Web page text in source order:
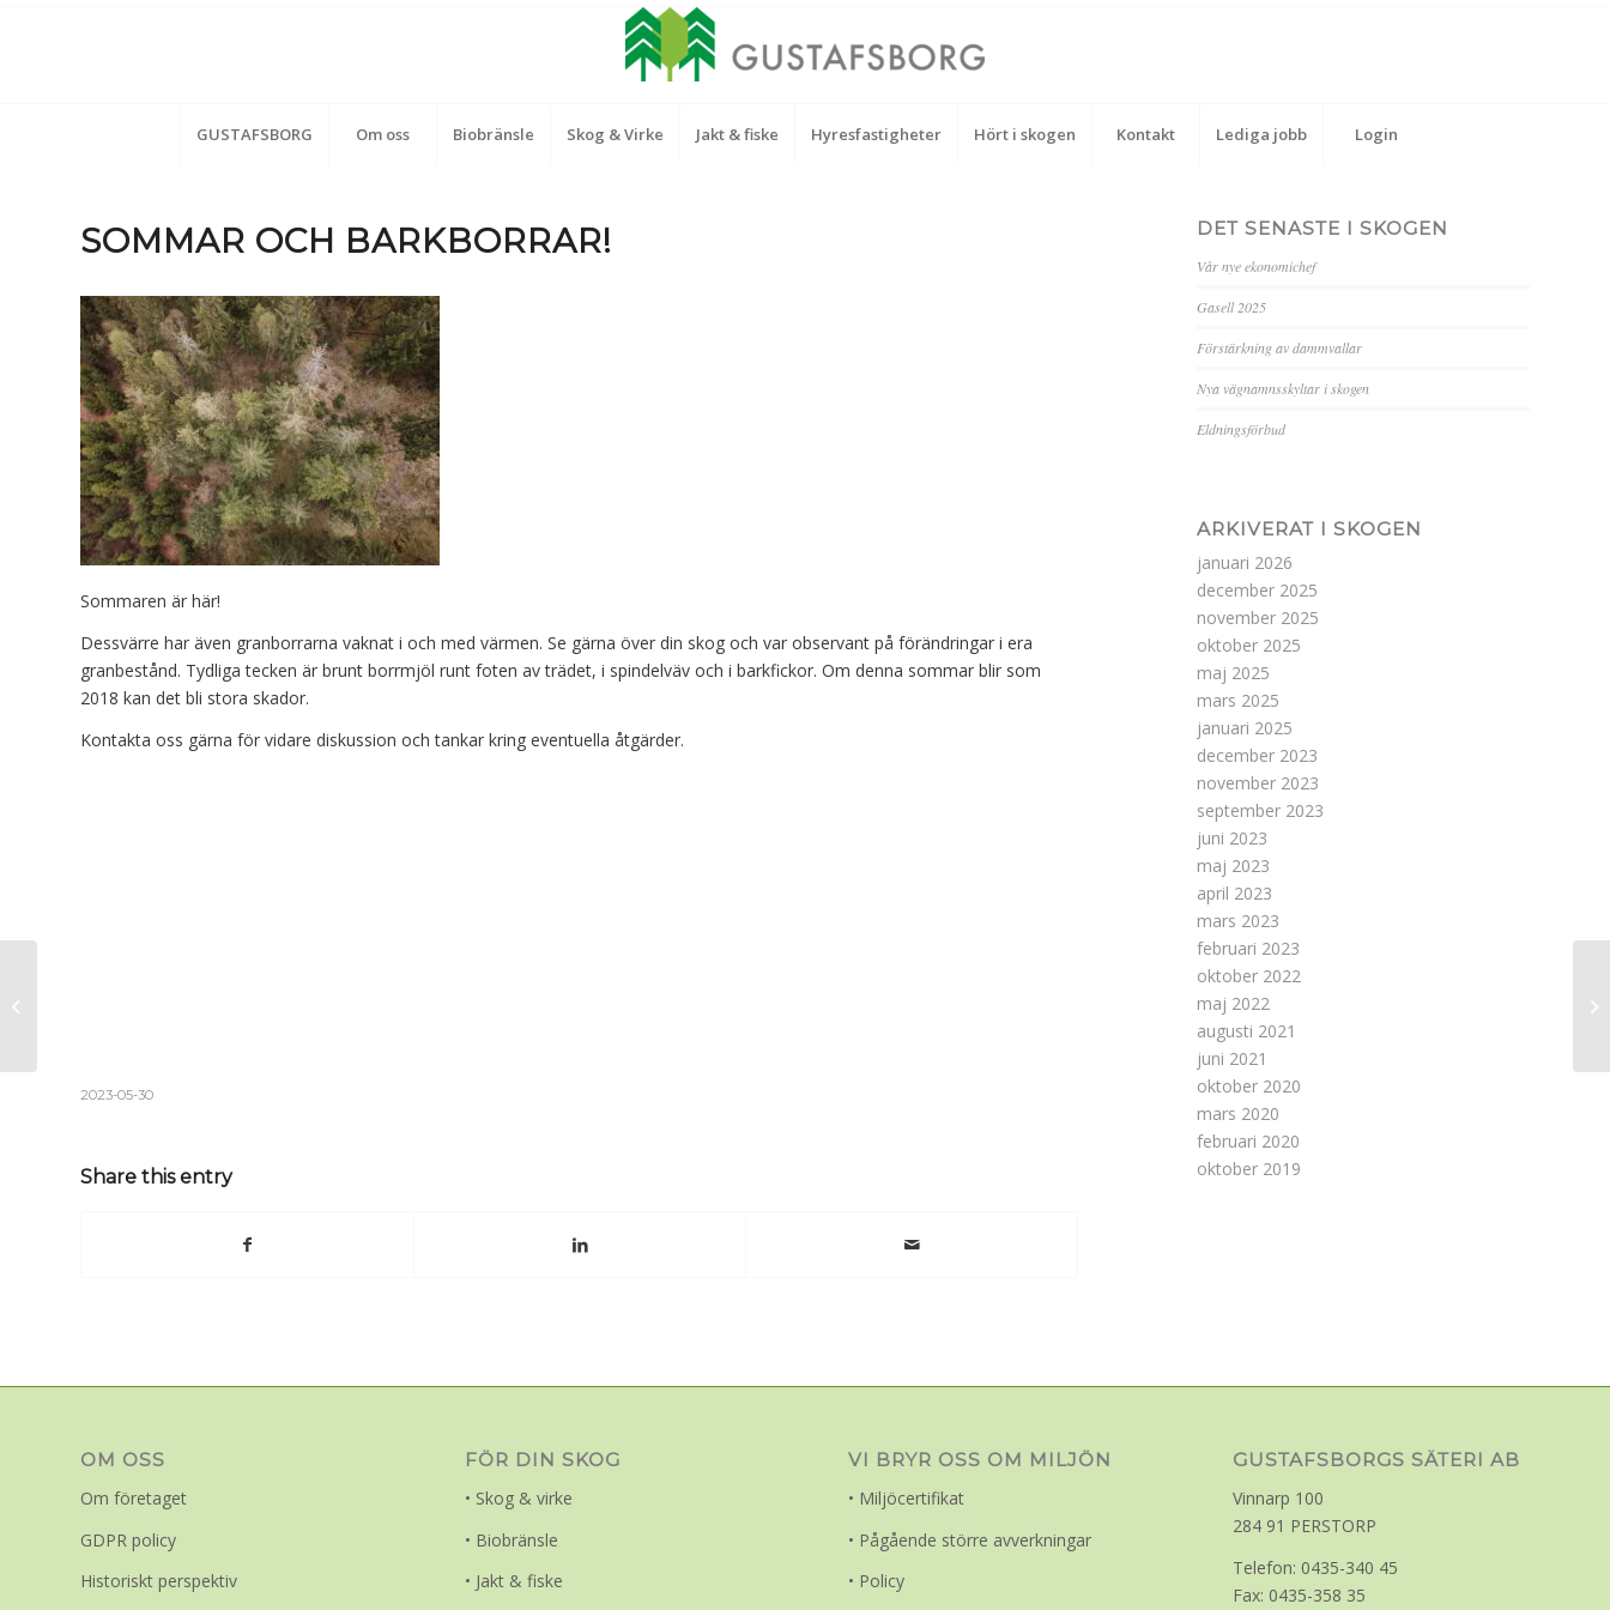
GUSTAFSBORG Om oss Biobränsle Skog & Virke Jakt & fiske Hyresfastigheter Hört i skogen Kontakt Lediga jobb Login
SOMMAR OCH BARKBORRAR!
Sommaren är här!
Dessvärre har även granborrarna vaknat i och med värmen. Se gärna över din skog och var observant på förändringar i era
granbestånd. Tydliga tecken är brunt borrmjöl runt foten av trädet, i spindelväv och i barkfickor. Om denna sommar blir som
2018 kan det bli stora skador.
Kontakta oss gärna för vidare diskussion och tankar kring eventuella åtgärder.
2023-05-30
Share this entry
DET SENASTE I SKOGEN
Vår nye ekonomichef
Gasell 2025
Förstärkning av dammvallar
Nya vägnamnsskyltar i skogen
Eldningsförbud
ARKIVERAT I SKOGEN
januari 2026
december 2025
november 2025
oktober 2025
maj 2025
mars 2025
januari 2025
december 2023
november 2023
september 2023
juni 2023
maj 2023
april 2023
mars 2023
februari 2023
oktober 2022
maj 2022
augusti 2021
juni 2021
oktober 2020
mars 2020
februari 2020
oktober 2019
OM OSS
Om företaget
GDPR policy
Historiskt perspektiv
FÖR DIN SKOG
• Skog & virke
• Biobränsle
• Jakt & fiske
VI BRYR OSS OM MILJÖN
• Miljöcertifikat
• Pågående större avverkningar
• Policy
GUSTAFSBORGS SÄTERI AB
Vinnarp 100
284 91 PERSTORP
Telefon: 0435-340 45
Fax: 0435-358 35